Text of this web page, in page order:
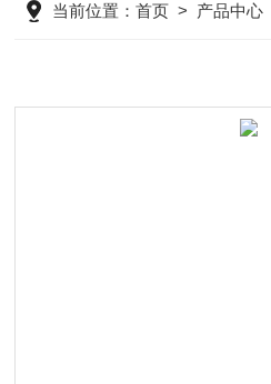
当前位置：首页 > 产品中心